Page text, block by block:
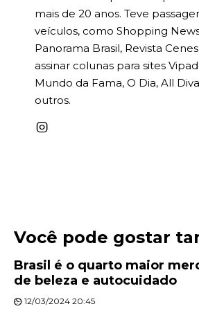
mais de 20 anos. Teve
veículos, como Shopping
Panorama Brasil, Revista
assinar colunas para sites
Mundo da Fama, O Dia, All
outros.
Você pode gostar
Brasil é o quarto maior
de beleza e autocuidado
12/03/2024 20:45